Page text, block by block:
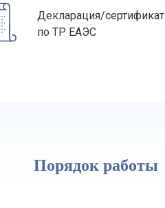
Декларация/сертификат
по ТР ЕАЭС
Порядок работы